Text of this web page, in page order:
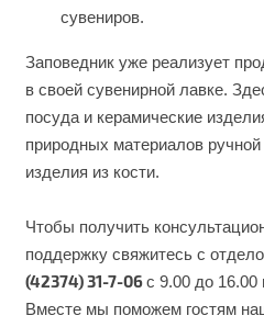
сувениров.
Заповедник уже реализует
в своей сувенирной лавке.
посуда и керамические
природных материалов
изделия из кости.
Чтобы получить
поддержку свяжитесь с
(42374) 31-7-06с 9.00 до 16.00
Вместе мы поможем гостям